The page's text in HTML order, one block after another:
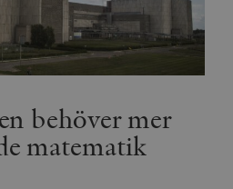
behöver mer
matematik